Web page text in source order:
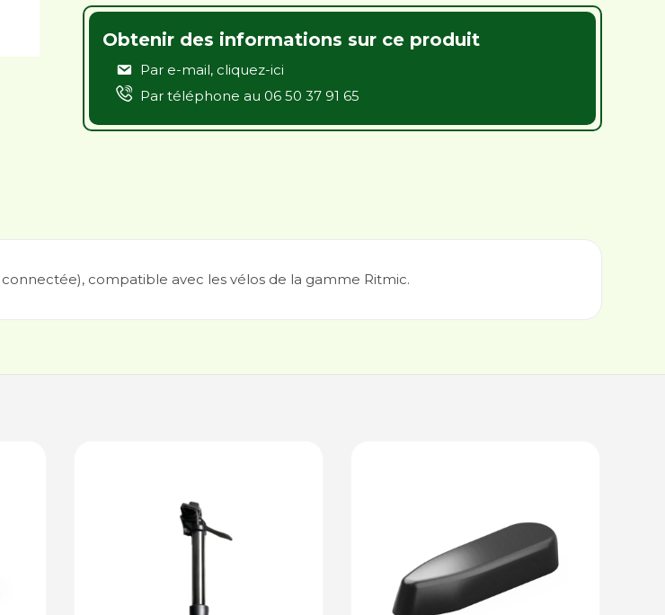
Obtenir des informations sur ce produit
Par e-mail, cliquez-ici
Par téléphone au06 50 37 91 65
compatible avec les vélos de la gamme Ritmic.